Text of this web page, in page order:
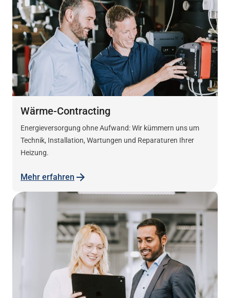
Wärme-Contracting
Energieversorgung ohne Aufwand: Wir kümmern uns um
Technik, Installation, Wartungen und Reparaturen Ihrer
Heizung.
Mehr erfahren